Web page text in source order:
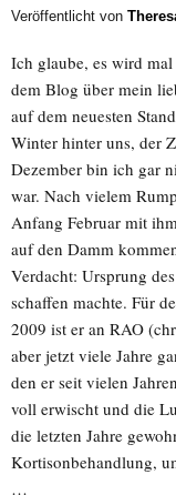
Veröffentlicht von
Ich glaube, es wird
dem Blog über mein
auf dem neuesten
Winter hinter uns, der
Dezember bin ich gar
war. Nach vielem
Anfang Februar mit
auf den Damm
Verdacht: Ursprung
schaffen machte. Für
2009 ist er an RAO
aber jetzt viele Jahre
den er seit vielen
voll erwischt und die
die letzten Jahre
Kortisonbehandlung,
…